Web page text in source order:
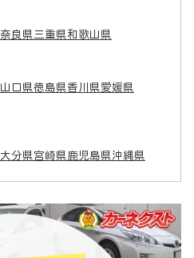
奈良県 三重県和歌山県
山口県徳島県香川県愛媛県
大分県宮崎県鹿児島県沖縄県